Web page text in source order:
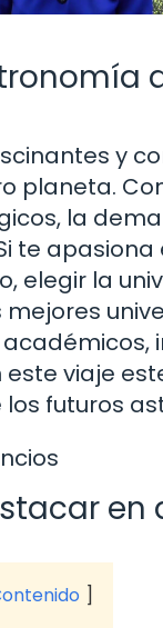
y
planeta.
la
apasiona
elegir la
viaje
futuros
en